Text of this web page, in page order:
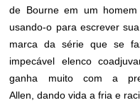
de Bourne em um
usando-o para escrever
marca da série que se
impecável elenco
ganha muito com a
Allen, dando vida a fria e